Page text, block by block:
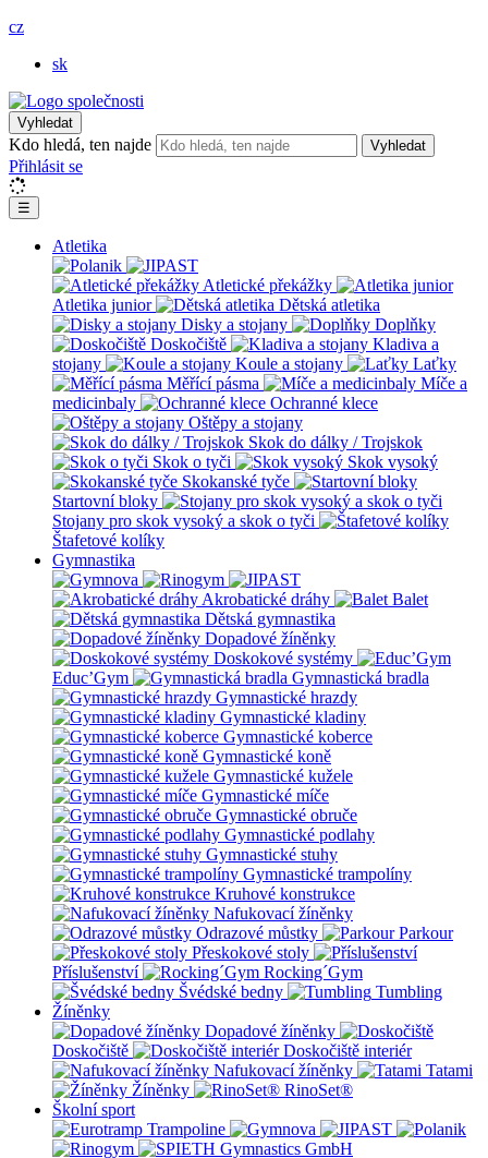
cz
sk
Vyhledat
Kdo hledá, ten najde Vyhledat
Přihlásit se
☰
Atletika
Atletické překážky
Atletika junior
Dětská atletika
Disky a stojany
Doplňky
Doskočiště
Kladiva a
stojany
Koule a stojany
Laťky
Měřící pásma
Míče a
medicinbaly
Ochranné klece
Oštěpy a stojany
Skok do dálky / Trojskok
Skok o tyči
Skok vysoký
Skokanské tyče
Startovní bloky
Stojany pro skok vysoký a skok o tyči
Štafetové kolíky
Gymnastika
Akrobatické dráhy
Balet
Dětská gymnastika
Dopadové žíněnky
Doskokové systémy
Educ’Gym
Gymnastická bradla
Gymnastické hrazdy
Gymnastické kladiny
Gymnastické koberce
Gymnastické koně
Gymnastické kužele
Gymnastické míče
Gymnastické obruče
Gymnastické podlahy
Gymnastické stuhy
Gymnastické trampolíny
Kruhové konstrukce
Nafukovací žíněnky
Odrazové můstky
Parkour
Přeskokové stoly
Příslušenství
Rocking´Gym
Švédské bedny
Tumbling
Žíněnky
Dopadové žíněnky
Doskočiště
Doskočiště interiér
Nafukovací žíněnky
Tatami
Žíněnky
RinoSet®
Školní sport